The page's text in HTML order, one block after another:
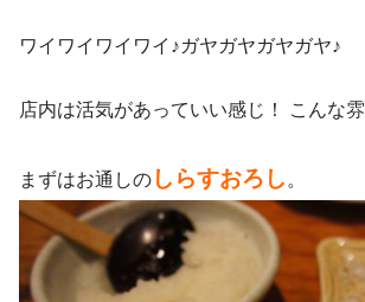
ワイワイワイワイ♪ガヤガヤガヤガヤ♪
店内は活気があっていい感じ！ こんな
まずはお通しの しらすおろし 。